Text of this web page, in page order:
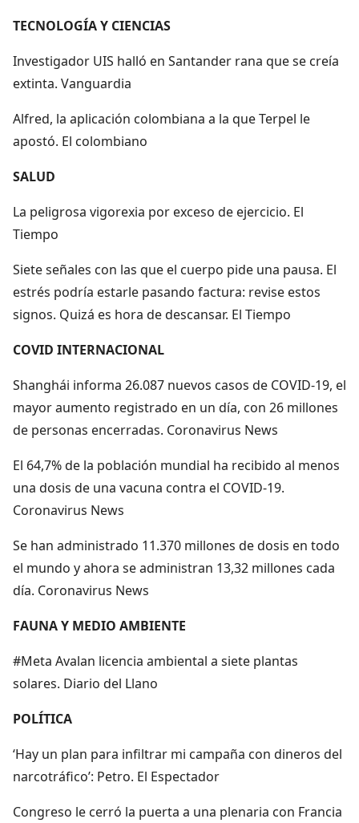
TECNOLOGÍA Y CIENCIAS
Investigador UIS halló en Santander rana que se creía
extinta. Vanguardia
Alfred, la aplicación colombiana a la que Terpel le
apostó. El colombiano
SALUD
La peligrosa vigorexia por exceso de ejercicio. El
Tiempo
Siete señales con las que el cuerpo pide una pausa. El
estrés podría estarle pasando factura: revise estos
signos. Quizá es hora de descansar. El Tiempo
COVID INTERNACIONAL
Shanghái informa 26.087 nuevos casos de COVID-19, el
mayor aumento registrado en un día, con 26 millones
de personas encerradas. Coronavirus News
El 64,7% de la población mundial ha recibido al menos
una dosis de una vacuna contra el COVID-19.
Coronavirus News
Se han administrado 11.370 millones de dosis en todo
el mundo y ahora se administran 13,32 millones cada
día. Coronavirus News
FAUNA Y MEDIO AMBIENTE
#Meta Avalan licencia ambiental a siete plantas
solares. Diario del Llano
POLÍTICA
‘Hay un plan para infiltrar mi campaña con dineros del
narcotráfico’: Petro. El Espectador
Congreso le cerró la puerta a una plenaria con Francia